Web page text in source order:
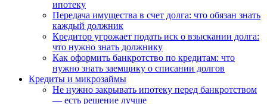
ипотеку
Передача имущества в счет долга: что обязан знать
каждый должник
Кредитор угрожает подать иск о взыскании долга:
что нужно знать должнику
Как оформить банкротство по кредитам: что
нужно знать заемщику о списании долгов
Кредиты и микрозаймы
Не нужно закрывать ипотеку перед банкротством
— есть решение лучше